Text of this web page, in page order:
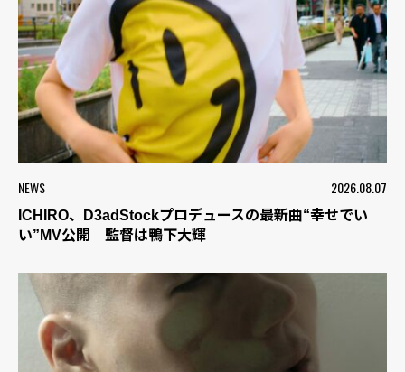
NEWS 2026.08.07
ICHIRO、D3adStockプロデュースの最新曲“幸せでい
い”MV公開 監督は鴨下大輝